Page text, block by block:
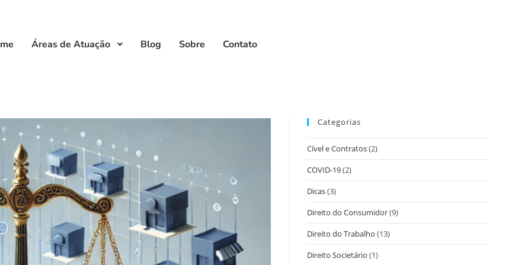
Áreas de Atuação Blog Sobre Contato
Categorias
Cível e Contratos(2)
COVID-19(2)
Dicas(3)
Direito do Consumidor(9)
Direito do Trabalho (13)
Direito Societário (1)